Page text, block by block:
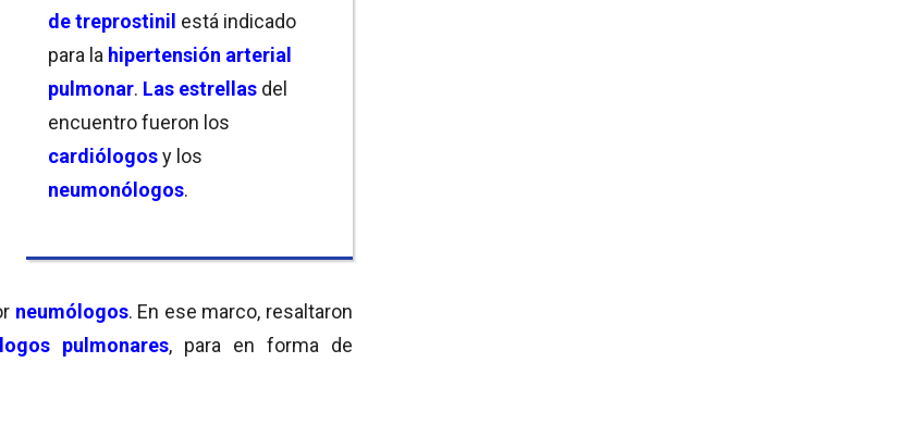
de treprostinil está indicado
para la hipertensión arterial
pulmonar. Las estrellas del
encuentro fueron los
cardiólogosy los
neumonólogos.
neumólogos. En ese marco, resaltaron
pulmonares, para en forma de